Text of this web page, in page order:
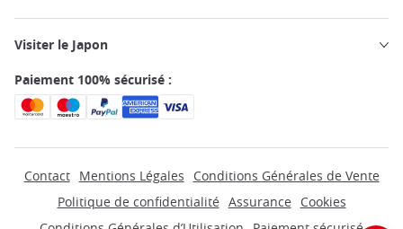
Visiter le Japon
Paiement 100% sécurisé :
Contact Mentions Légales
Conditions Générales de Vente
Politique de confidentialité Assurance
Cookies